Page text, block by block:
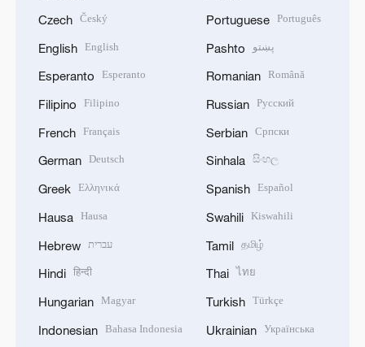
Czech Český
English English
Esperanto Esperanto
Filipino Filipino
French Français
German Deutsch
Greek Ελληνικά
Hausa Hausa
Hebrew עברית
Hindi हिन्दी
Hungarian Magyar
Indonesian Bahasa Indonesia
Portuguese Português
Pashto پښتو
Romanian Română
Russian Русский
Serbian Српски
Sinhala සිංහල
Spanish Español
Swahili Kiswahili
Tamil தமிழ்
Thai ไทย
Turkish Türkçe
Ukrainian Українська